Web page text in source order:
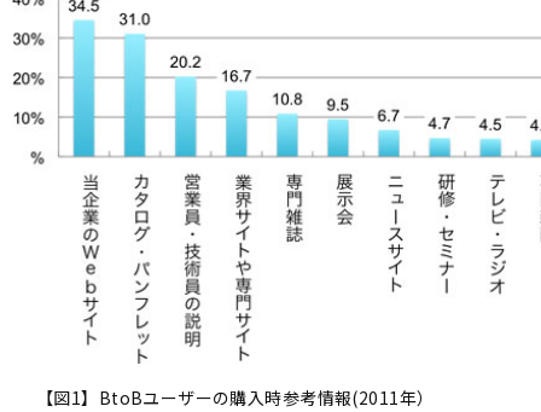
【図1】BtoBユーザーの購入時参考情報(2011年）